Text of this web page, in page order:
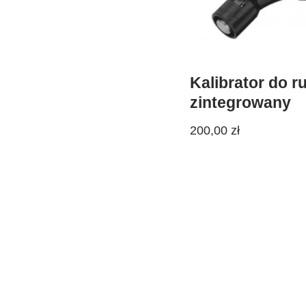
Kalibrator do
zintegrowany
200,00 zł